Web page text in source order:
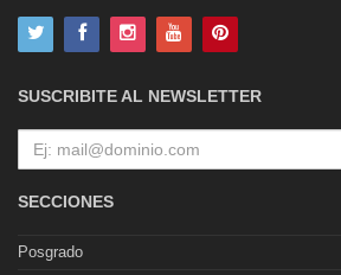
SUSCRIBITE AL NEWSLETTER
SECCIONES
Posgrado